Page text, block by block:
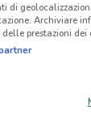
FRASCATI
APRILIA
di
Archiviare
prestazioni